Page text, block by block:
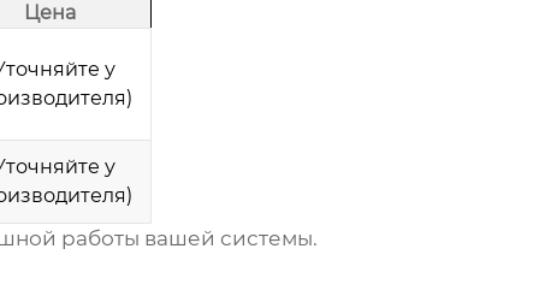
Цена
у
у
работы вашей системы.